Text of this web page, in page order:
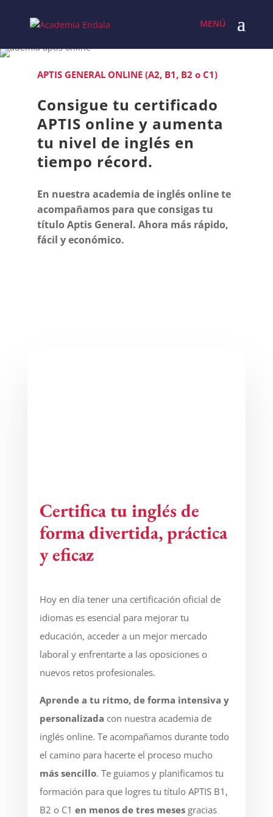
content
APTIS GENERAL ONLINE (A2, B1, B2 o C1)
Consigue tu certificado
APTIS online y aumenta
tu nivel de inglés en
tiempo récord.
En nuestra academia de inglés online te
acompañamos para que consigas tu
título Aptis General. Ahora más rápido,
fácil y económico.
Certifica tu inglés de
forma divertida, práctica
y eficaz
Hoy en día tener una certificación oficial de
idiomas es esencial para mejorar tu
educación, acceder a un mejor mercado
laboral y enfrentarte a las oposiciones o
nuevos retos profesionales.
Aprende a tu ritmo, de forma intensiva y
personalizada con nuestra academia de
inglés online. Te acompañamos durante todo
el camino para hacerte el proceso mucho
más sencillo. Te guiamos y planificamos tu
formación para que logres tu título APTISB1,
B2 o C1 en menos de tres mesesgracias